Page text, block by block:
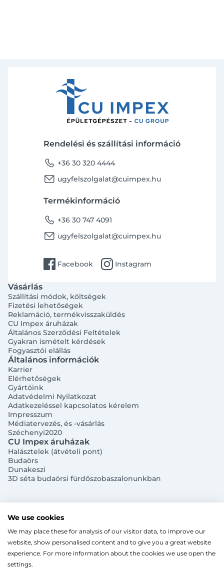
Bejelentkezés e-mail-címmel
Megjegyzés
Bejelentkezés közösségi fiókkal
Facebook
Szaniterek
MOZGÁSKORLÁTOZOTT TERMÉKEK
ZUHANYKABINOK/AJTÓK
Íves zuhanykabin
Szögletes zuhanykabin
Fix zuhanyfal
Zuhanyajtó
Walk-in zuhanyfal
Radiátorok
TÖRÖLKÖZŐSZÁRÍTÓ RADIÁTOR
Törölközőszárító radiátor egyenes
Törölközőszárító radiátor íves
Fűtőpatron
HŐSZIVATTYÚK
Split levegő-víz hőszivattyú
Hőszivattyúhoz kiegészítő
Gépészet, szerszám
KESZTYŰK, VÉDŐFELSZERELÉSEK
LEVÁLASZTÓK
Automata és kézi légtelenítő
Kazán, vízmelegítő
CSŐTERMOSZTÁTOK
ELEKTROMOS KAZÁNOK, KIEGÉSZÍTŐK
Rendelési és szállítási információ
phone +36 30 320 4444
email ugyfelszolgalat@cuimpex.hu
Termékinformáció
phone +36 30 747 4091
email ugyfelszolgalat@cuimpex.hu
facebook Facebook instagram Instagram
Vásárlás
Szállítási módok, költségek
Fizetési lehetőségek
Reklamáció, termékvisszaküldés
CU Impex áruházak
Általános Szerződési Feltételek
Gyakran ismételt kérdések
Fogyasztói elállás
Általános információk
Karrier
Elérhetőségek
Gyártóink
Adatvédelmi Nyilatkozat
Adatkezeléssel kapcsolatos kérelem
Impresszum
Médiatervezés, és -vásárlás
Széchenyi2020
CU Impex áruházak
Halásztelek (átvételi pont)
Budaörs
Dunakeszi
3D séta budaörsi fürdőszobaszalonunkban
CU Impex Kft. © 2024. Minden jog fenntartva.
Ahogy a legtöbb weboldal, a miénk is sütiket
(cookie-kat) használ a nagyobb felhasználói élmény
We use cookies
We may place these for analysis of our visitor data, to improve our
website, show personalised content and to give you a great website
experience. For more information about the cookies we use open the
settings.